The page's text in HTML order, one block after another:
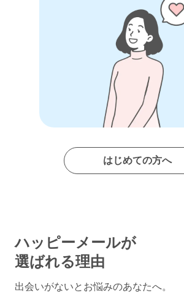
はじめての方へ
ハッピーメールが
選ばれる理由
出会いがないとお悩みのあなたへ。